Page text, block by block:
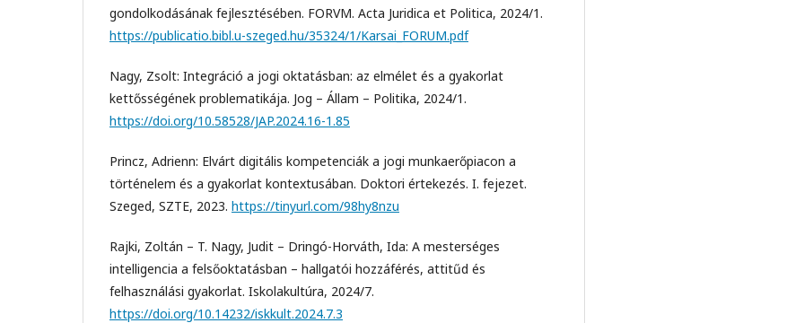
gondolkodásának fejlesztésében. FORVM. Acta Juridica et Politica, 2024/1.
https://publicatio.bibl.u-szeged.hu/35324/1/Karsai_FORUM.pdf
Nagy, Zsolt: Integráció a jogi oktatásban: az elmélet és a gyakorlat
kettősségének problematikája. Jog – Állam – Politika, 2024/1.
https://doi.org/10.58528/JAP.2024.16-1.85
Princz, Adrienn: Elvárt digitális kompetenciák a jogi munkaerőpiacon a
történelem és a gyakorlat kontextusában. Doktori értekezés. I. fejezet.
Szeged, SZTE, 2023. https://tinyurl.com/98hy8nzu
Rajki, Zoltán – T. Nagy, Judit – Dringó-Horváth, Ida: A mesterséges
intelligencia a felsőoktatásban – hallgatói hozzáférés, attitűd és
felhasználási gyakorlat. Iskolakultúra, 2024/7.
https://doi.org/10.14232/iskkult.2024.7.3